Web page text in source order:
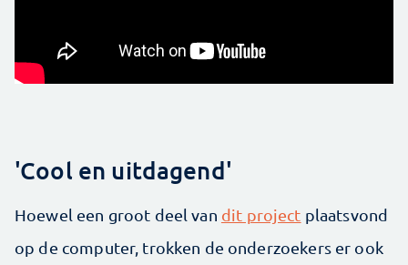
'Cool en uitdagend'
Hoewel een groot deel van dit project plaatsvond
op de computer, trokken de onderzoekers er ook